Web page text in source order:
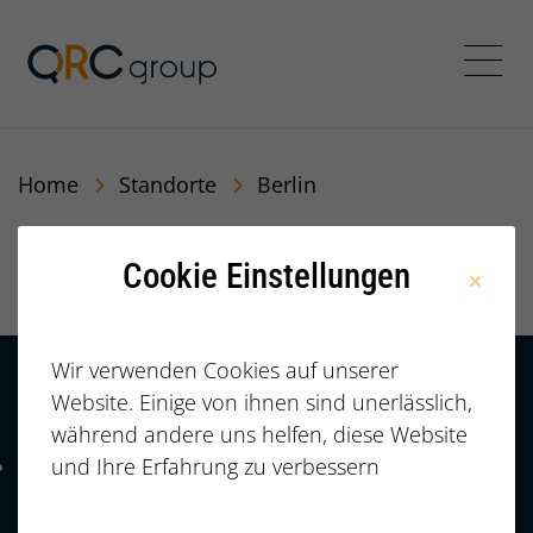
QRC Personalberatung
Home Standorte Berlin
Berlin
Kontakt
+49 (0)
911/23733277
Telefonnummer: 4 9 0 9 1 1 2 3 7 3 3 2 7 7
HÄUFIGE FRAGEN |
FAQ
Cookie Einstellungen
Wir verwenden Cookies auf unserer
Website. Einige von ihnen sind unerlässlich,
während andere uns helfen, diese Website
und Ihre Erfahrung zu verbessern